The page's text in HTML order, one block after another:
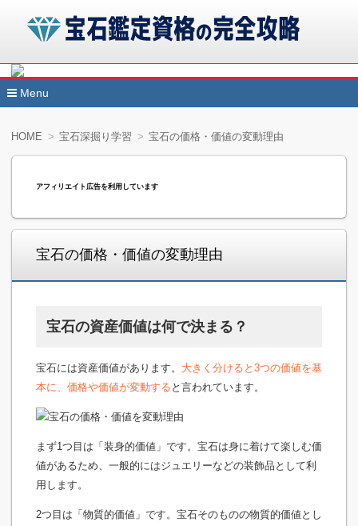
宝石鑑定資格の完全攻略
諒設計アーキテクトラーニングの宝石鑑定資格講座を受講す
宝石鑑定アドバイザーと鉱石セラピストの資格2つを同時に取
きます。受講する通信講座によっては試験が免除されますの
効率的に肩書きを増やすことができます。
Menu
HOME 宝石深掘り学習 宝石の価格・価値の変動理由
アフィリエイト広告を利用しています
宝石の価格・価値の変動理由
宝石の資産価値は何で決まる？
宝石には資産価値があります。 大きく分けると3つの価値を基
本に、価格や価値が変動する と言われています。
まず1つ目は「装身的価値」です。宝石は身に着けて楽しむ価
値があるため、一般的にはジュエリーなどの装飾品として利
用します。
2つ目は「物質的価値」です。宝石そのものの物質的価値とし